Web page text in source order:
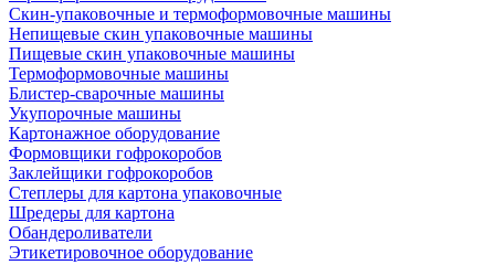
Скин-упаковочные и термоформовочные машины
Непищевые скин упаковочные машины
Пищевые скин упаковочные машины
Термоформовочные машины
Блистер-сварочные машины
Укупорочные машины
Картонажное оборудование
Формовщики гофрокоробов
Заклейщики гофрокоробов
Степлеры для картона упаковочные
Шредеры для картона
Обандероливатели
Этикетировочное оборудование